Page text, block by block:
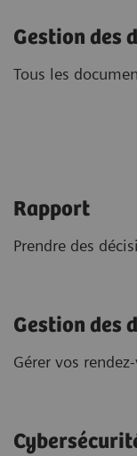
Gestion des
Tous les
Rapport
Prendre des
Gestion des
Gérer vos